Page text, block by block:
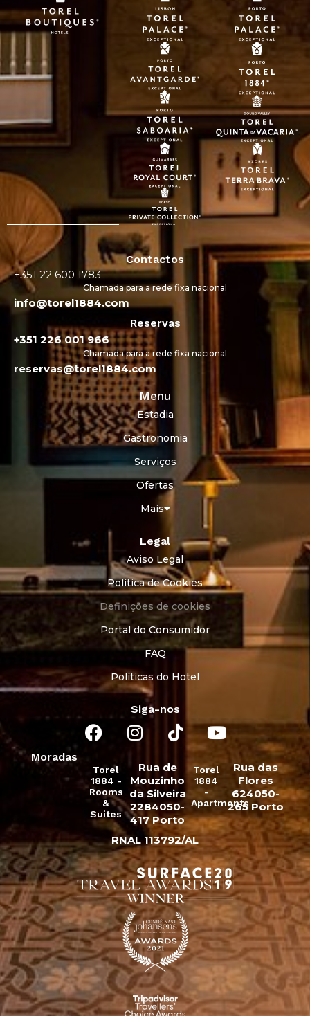
Contactos
+351 22 600 1783
Chamada para a rede fixa nacional
info@torel1884.com
Reservas
+351 226 001 966
Chamada para a rede fixa nacional
reservas@torel1884.com
Menu
Estadia
Gastronomia
Serviços
Ofertas
Mais
Legal
Aviso Legal
Política de Cookies
Definições de cookies
Portal do Consumidor
FAQ
Políticas do Hotel
Siga-nos
Moradas
Torel
1884 -
Rooms
&
Suites
Rua de
Mouzinho
da Silveira
2284050-
417 Porto
Torel
1884
-
Apartments
Rua das
Flores
624050-
265 Porto
RNAL 113792/AL